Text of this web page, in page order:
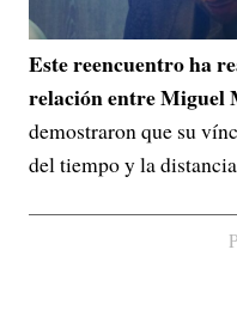
Este reencuentro ha
relación entre Miguel
demostraron que su
del tiempo y la